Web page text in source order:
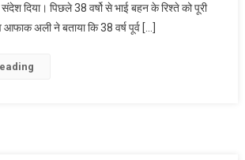
संदेश दिया। पिछले 38 वर्षो से भाई बहन के रिश्ते को पूरी
आफाक अली ने बताया कि 38 वर्ष पूर्व […]